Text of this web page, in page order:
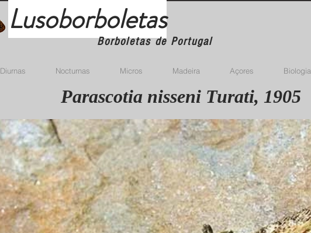
Lusoborboletas
Borboletas de Portugal
Diurnas Nocturnas Micros Madeira Açores Biologia
Parascotia nisseni Turati, 1905